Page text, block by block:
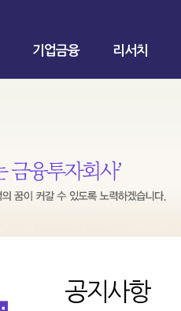
기업금융 리서치
공지사항